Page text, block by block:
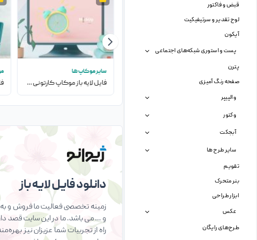
قبض و فاکتور
لوح تقدیر و سرتیفیکیت
آیکون
پست و استوری شبکه‌های اجتماعی
پترن
صفحه رنگ آمیزی
والپیپر
وکتور
آبجکت
سایر طرح ها
تقویم
بنر متحرک
ابزار طراحی
عکس
طرح‌های رایگان
سایر موکاپ ها
فایل لایه باز موکاپ کارتونی کامپیوتر
دانلود فایل لایه باز
زمینه تخصصی فعالیت ما فروش و به
و … می باشد. ما در این سایت قصد
راه از تجربیات شما عزیزان نیز